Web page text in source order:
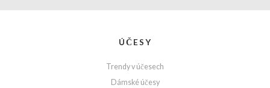
ÚČESY
Trendy v účesech
Dámské účesy